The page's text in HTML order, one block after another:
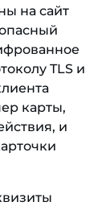
на сайт
TLS и
карты,
и